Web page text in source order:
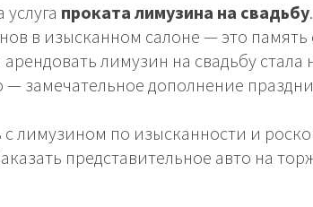
проката лимузина на свадьбу
в изысканном салоне — это
арендовать лимузин на свадьбу
— замечательное дополнение
лимузином по изысканности и
представительное авто на